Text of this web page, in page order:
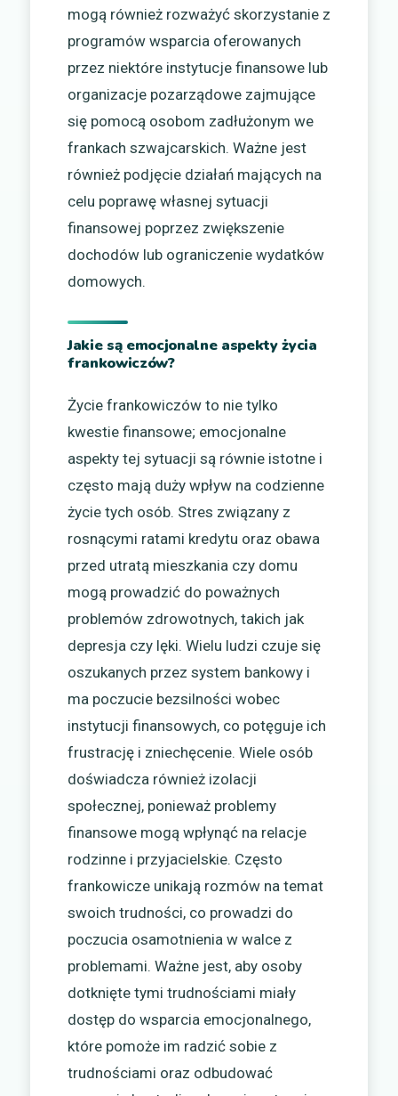
mogą również rozważyć skorzystanie z
programów wsparcia oferowanych
przez niektóre instytucje finansowe lub
organizacje pozarządowe zajmujące
się pomocą osobom zadłużonym we
frankach szwajcarskich. Ważne jest
również podjęcie działań mających na
celu poprawę własnej sytuacji
finansowej poprzez zwiększenie
dochodów lub ograniczenie wydatków
domowych.
Jakie są emocjonalne aspekty życia
frankowiczów?
Życie frankowiczów to nie tylko
kwestie finansowe; emocjonalne
aspekty tej sytuacji są równie istotne i
często mają duży wpływ na codzienne
życie tych osób. Stres związany z
rosnącymi ratami kredytu oraz obawa
przed utratą mieszkania czy domu
mogą prowadzić do poważnych
problemów zdrowotnych, takich jak
depresja czy lęki. Wielu ludzi czuje się
oszukanych przez system bankowy i
ma poczucie bezsilności wobec
instytucji finansowych, co potęguje ich
frustrację i zniechęcenie. Wiele osób
doświadcza również izolacji
społecznej, ponieważ problemy
finansowe mogą wpłynąć na relacje
rodzinne i przyjacielskie. Często
frankowicze unikają rozmów na temat
swoich trudności, co prowadzi do
poczucia osamotnienia w walce z
problemami. Ważne jest, aby osoby
dotknięte tymi trudnościami miały
dostęp do wsparcia emocjonalnego,
które pomoże im radzić sobie z
trudnościami oraz odbudować